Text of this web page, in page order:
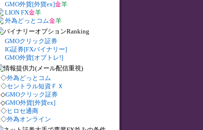
GMO外貨[外貨ex]金羊
LION FX金羊
外為どっとコム金羊
GMOクリック証券
IG証券[FXバイナリー]
GMO外貨[オプトレ!]
◇外為どっとコム
◇セントラル短資ＦＸ
◇GMOクリック証券
◇GMO外貨[外貨ex]
◇ヒロセ通商
◇外為オンライン